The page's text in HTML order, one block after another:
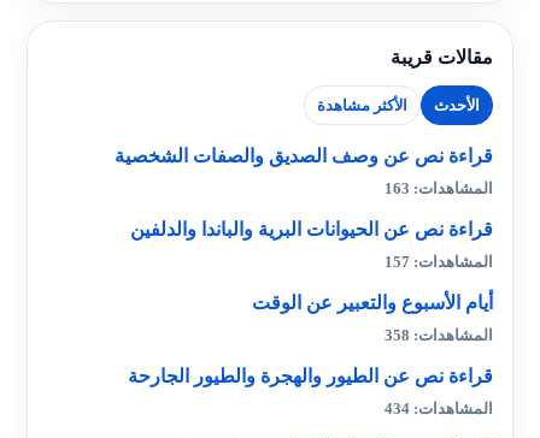
مقالات قريبة
الأحدث الأكثر مشاهدة
قراءة نص عن وصف الصديق والصفات الشخصية
المشاهدات: 163
قراءة نص عن الحيوانات البرية والباندا والدلفين
المشاهدات: 157
أيام الأسبوع والتعبير عن الوقت
المشاهدات: 358
قراءة نص عن الطيور والهجرة والطيور الجارحة
المشاهدات: 434